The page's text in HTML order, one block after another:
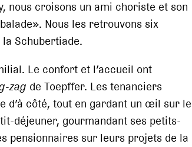
nous croisons un ami choriste et son
Nous les retrouvons six
Schubertiade.
Le confort et l’accueil ont
zag de Toepffer. Les tenanciers
d’à côté, tout en gardant un œil sur le
déjeuner, gourmandant ses petits-
pensionnaires sur leurs projets de la